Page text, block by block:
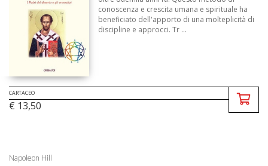
conoscenza e crescita umana e spirituale ha
beneficiato dell'apporto di una molteplicità di
discipline e approcci. Tr ...
CARTACEO
€ 13,50
Napoleon Hill